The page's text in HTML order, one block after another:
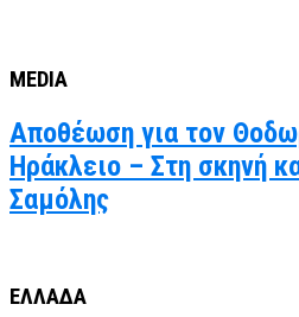
MEDIA
Αποθέωση για τον
Ηράκλειο – Στη σκηνή
Σαμόλης
ΕΛΛΑΔΑ